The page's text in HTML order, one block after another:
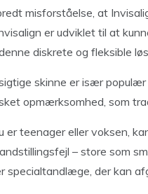
misforståelse, at
er udviklet til at
diskrete og fleksible
skinne er især
opmærksomhed, som
er teenager eller voksen,
– store som
specialtandlæge, der kan